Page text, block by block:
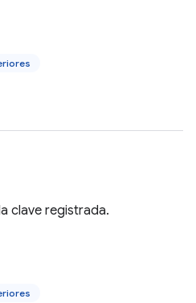
clave registrada.